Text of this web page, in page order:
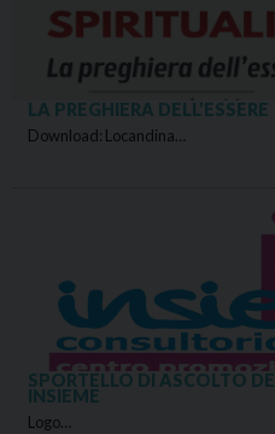
LA PREGHIERA DELL’ESSERE
Download: Locandina…
SPORTELLO DI ASCOLTO
INSIEME
Logo…